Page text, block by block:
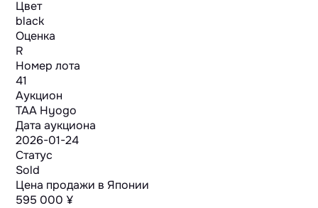
Цвет
black
Оценка
R
Номер лота
41
Аукцион
TAA Hyogo
Дата аукциона
2026-01-24
Статус
Sold
Цена продажи в Японии
595 000 ¥